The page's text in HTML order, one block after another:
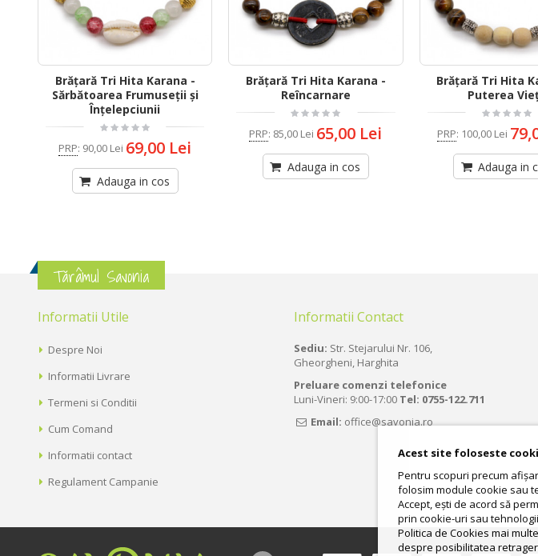
Brățară Tri Hita Karana -
Sărbătoarea Frumuseții și
Înțelepciunii
PRP: 90,00 Lei 69,00 Lei
Adauga in cos
Brățară Tri Hita Karana -
Reîncarnare
PRP: 85,00 Lei 65,00 Lei
Adauga in cos
Brățară Tri Hita
Puterea
PRP: 100,00 Lei
Adauga in
Tărâmul Savonia
Informatii Utile
Despre Noi
Informatii Livrare
Termeni si Conditii
Cum Comand
Informatii contact
Regulament Campanie
Informatii Contact
Sediu: Str. Stejarului Nr. 106,
Gheorgheni, Harghita
Preluare comenzi telefonice
Luni-Vineri: 9:00-17:00 Tel: 0755-122.711
Email: office@savonia.ro
Acest site foloseste
Pentru scopuri precum
folosim module cookie sau
Accept, ești de acord să
prin cookie-uri sau
Politica de Cookies mai
despre posibilitatea